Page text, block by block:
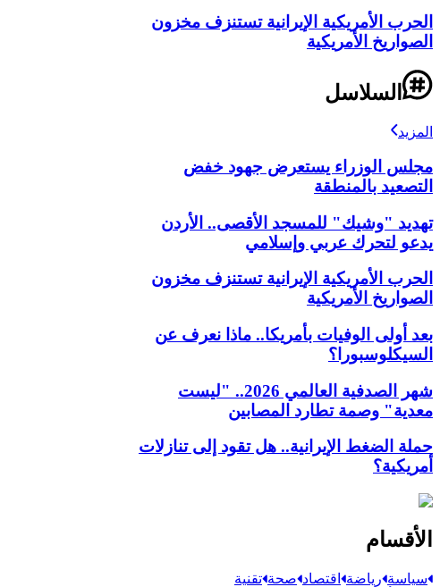
الحرب الأمريكية الإيرانية تستنزف مخزون
الصواريخ الأمريكية
السلاسل
المزيد
مجلس الوزراء يستعرض جهود خفض
التصعيد بالمنطقة
تهديد "وشيك" للمسجد الأقصى.. الأردن
يدعو لتحرك عربي وإسلامي
الحرب الأمريكية الإيرانية تستنزف مخزون
الصواريخ الأمريكية
بعد أولى الوفيات بأمريكا.. ماذا نعرف عن
السيكلوسبورا؟
شهر الصدفية العالمي 2026.. "ليست
معدية" وصمة تطارد المصابين
حملة الضغط الإيرانية.. هل تقود إلى تنازلات
أمريكية؟
الأقسام
سياسة رياضة اقتصاد صحة تقنية